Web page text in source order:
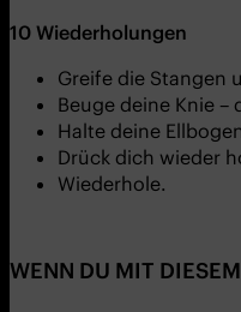
10 Wiederholungen
Greife die Stangen
Beuge deine Knie
Halte deine
Drück dich wieder
Wiederhole.
WENN DU MIT